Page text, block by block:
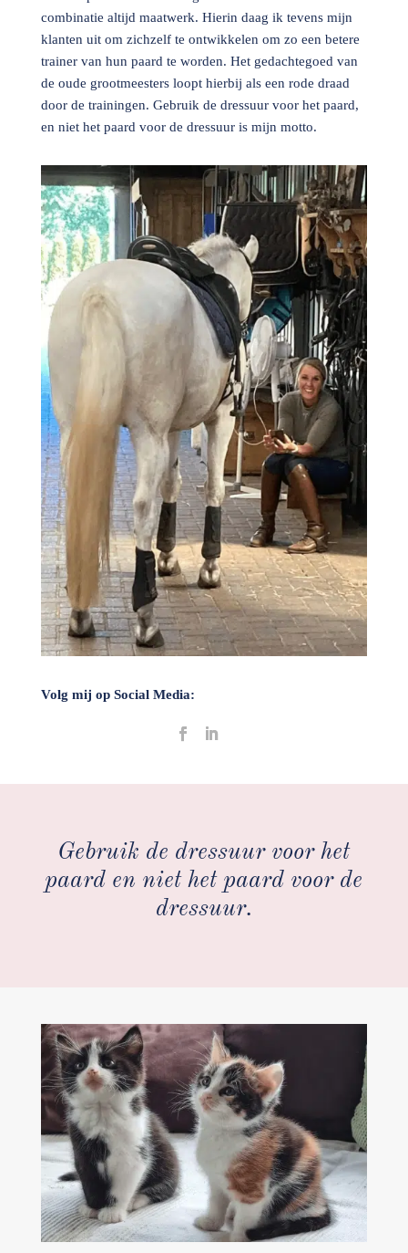
combinatie altijd maatwerk. Hierin daag ik tevens mijn
klanten uit om zichzelf te ontwikkelen om zo een betere
trainer van hun paard te worden. Het gedachtegoed van
de oude grootmeesters loopt hierbij als een rode draad
door de trainingen. Gebruik de dressuur voor het paard,
en niet het paard voor de dressuur is mijn motto.
Volg mij op Social Media:
Gebruik de dressuur voor het
paard en niet het paard voor de
dressuur.